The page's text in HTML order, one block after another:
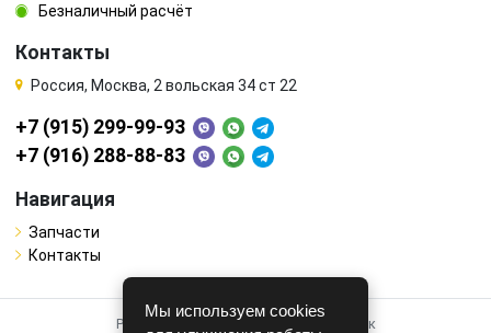
Безналичный расчёт
Контакты
Россия, Москва, 2 вольская 34 ст 22
+7 (915) 299-99-93
+7 (916) 288-88-83
Навигация
Запчасти
Контакты
Работает на системе для авторазборок
Мы используем cookies